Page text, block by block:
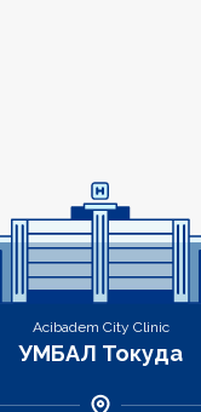
Acibadem City Clinic
УМБАЛ Токуда